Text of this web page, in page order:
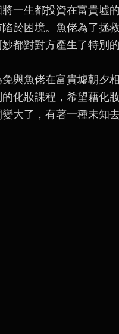
一生都投資在富貴墟
於困境。魚佬為了拯
都對對方產生了特別
與魚佬在富貴墟朝夕
化妝課程，希望藉化
大了，有著一種未知